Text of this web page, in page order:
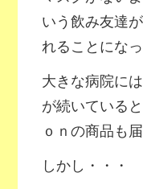
いう飲み友達
れることになっ
大きな病院に
が続いている
ｏｎの商品も届
しかし・・・